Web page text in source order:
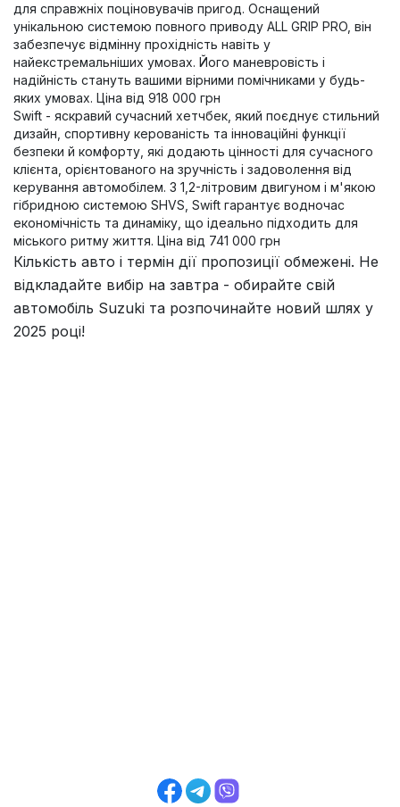
для справжніх поціновувачів пригод. Оснащений
унікальною системою повного приводу ALL GRIP PRO, він
забезпечує відмінну прохідність навіть у
найекстремальніших умовах. Його маневровість і
надійність стануть вашими вірними помічниками у будь-
яких умовах. Ціна від 918 000 грн
Swift - яскравий сучасний хетчбек, який поєднує стильний
дизайн, спортивну керованість та інноваційні функції
безпеки й комфорту, які додають цінності для сучасного
клієнта, орієнтованого на зручність і задоволення від
керування автомобілем. З 1,2-літровим двигуном і м'якою
гібридною системою SHVS, Swift гарантує водночас
економічність та динаміку, що ідеально підходить для
міського ритму життя. Ціна від 741 000 грн
Кількість авто і термін дії пропозиції обмежені. Не
відкладайте вибір на завтра - обирайте свій
автомобіль Suzuki та розпочинайте новий шлях у
2025 році!